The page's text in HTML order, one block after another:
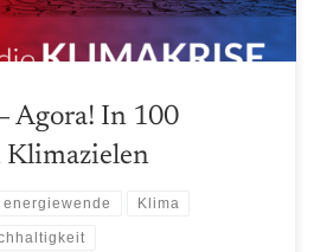
Agora! In 100
Klimazielen
energiewende Klima